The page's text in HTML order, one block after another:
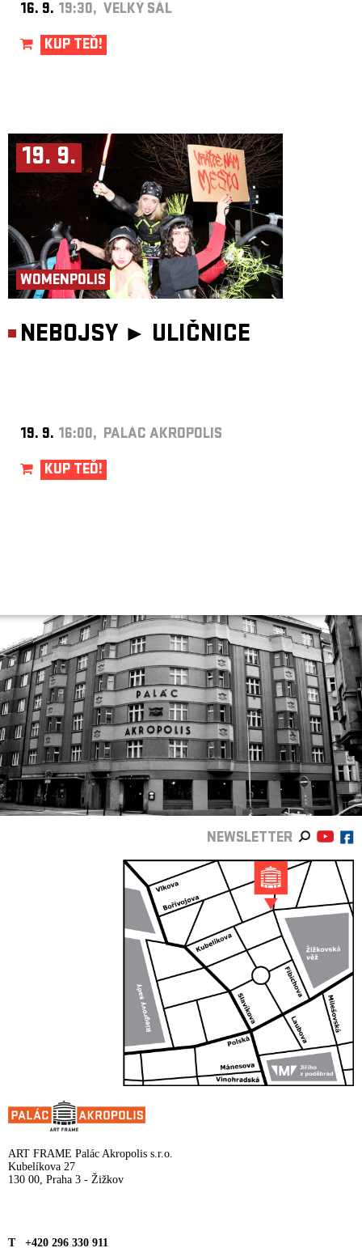
16. 9. 19:30, VELKÝ SÁL
KUP TEĎ!
19. 9.
WOMENPOLIS
NEBOJSY ► ULIČNICE
19. 9. 16:00, PALÁC AKROPOLIS
KUP TEĎ!
NEWSLETTER
ART FRAME Palác Akropolis s.r.o.
Kubelíkova 27
130 00, Praha 3 - Žižkov
T +420 296 330 911